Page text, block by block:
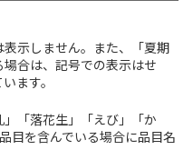
示しません。また、「夏期
合は、記号での表示はせ
ます。
「落花生」「えび」「か
目を含んでいる場合に品目名